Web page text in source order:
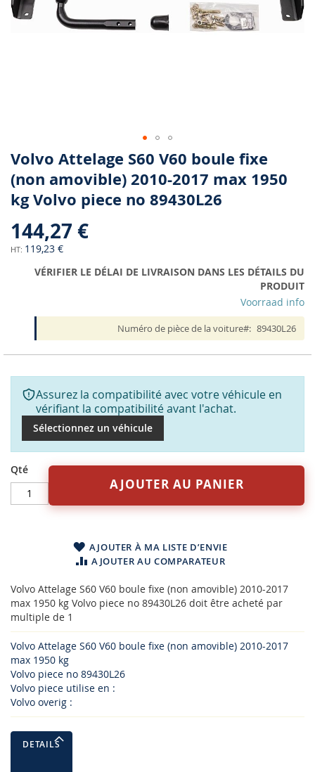
Skip
to
the
beginning
the
images
gallery
Volvo Attelage S60 V60 boule fixe
(non amovible) 2010-2017 max 1950
kg Volvo piece no 89430L26
144,27 €
119,23 €
VÉRIFIER LE DÉLAI DE LIVRAISON DANS LES DÉTAILS DU
PRODUIT
Voorraad info
Numéro de pièce de la voiture 89430L26
Assurez la compatibilité avec votre véhicule en
vérifiant la compatibilité avant l'achat.
Sélectionnez un véhicule
Qté
AJOUTER AU PANIER
AJOUTER À MA LISTE D’ENVIE
AJOUTER AU COMPARATEUR
Volvo Attelage S60 V60 boule fixe (non amovible) 2010-2017
max 1950 kg Volvo piece no 89430L26 doit être acheté par
multiple de 1
Volvo Attelage S60 V60 boule fixe (non amovible) 2010-2017
max 1950 kg
Volvo piece no 89430L26
Volvo piece utilise en :
Volvo overig :
DETAILS